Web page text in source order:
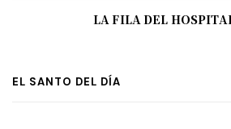
LA FILA DEL
EL SANTO DEL DÍA